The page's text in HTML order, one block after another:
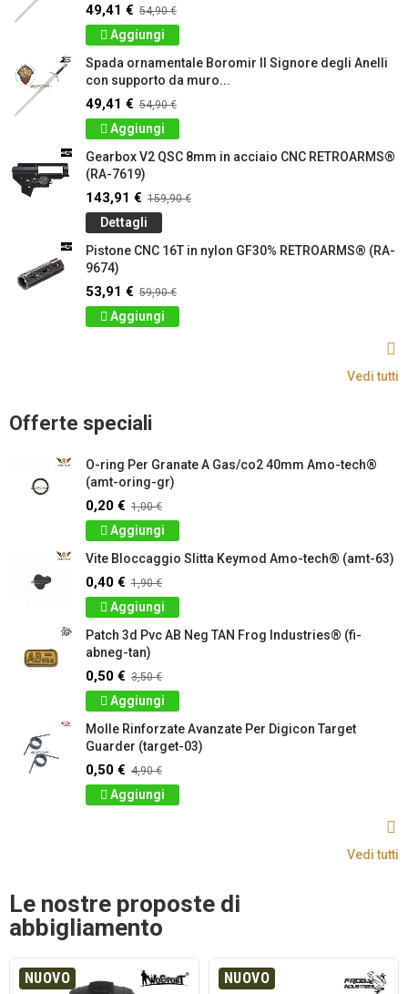
49,41 € 54,90 €
Aggiungi
Spada ornamentale Boromir Il Signore degli Anelli
con supporto da muro...
49,41 € 54,90 €
Aggiungi
Gearbox V2 QSC 8mm in acciaio CNC RETROARMS®
(RA-7619)
143,91 € 159,90 €
Dettagli
Pistone CNC 16T in nylon GF30% RETROARMS® (RA-
9674)
53,91 € 59,90 €
Aggiungi
Vedi tutti
Offerte speciali
O-ring Per Granate A Gas/co2 40mm Amo-tech®
(amt-oring-gr)
0,20 € 1,00 €
Aggiungi
Vite Bloccaggio Slitta Keymod Amo-tech® (amt-63)
0,40 € 1,90 €
Aggiungi
Patch 3d Pvc AB Neg TAN Frog Industries® (fi-
abneg-tan)
0,50 € 3,50 €
Aggiungi
Molle Rinforzate Avanzate Per Digicon Target
Guarder (target-03)
0,50 € 4,90 €
Aggiungi
Vedi tutti
Le nostre proposte di
abbigliamento
NUOVO NUOVO